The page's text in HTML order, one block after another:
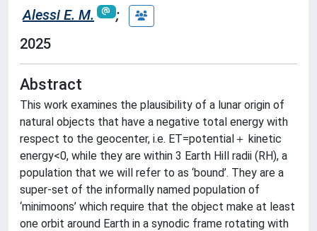
Alessi E. M.
;
2025
Abstract
This work examines the plausibility of a lunar origin of
natural objects that have a negative total energy with
respect to the geocenter, i.e. ET=potential＋ kinetic
energy<0, while they are within 3 Earth Hill radii (RH), a
population that we will refer to as ‘bound’. They are a
super-set of the informally named population of
‘minimoons’ which require that the object make at least
one orbit around Earth in a synodic frame rotating with